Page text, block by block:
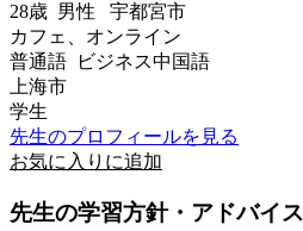
28歳 男性 宇都宮市
カフェ、オンライン
普通語 ビジネス中国語
上海市
学生
先生のプロフィールを見る
お気に入りに追加
先生の学習方針・アドバイス